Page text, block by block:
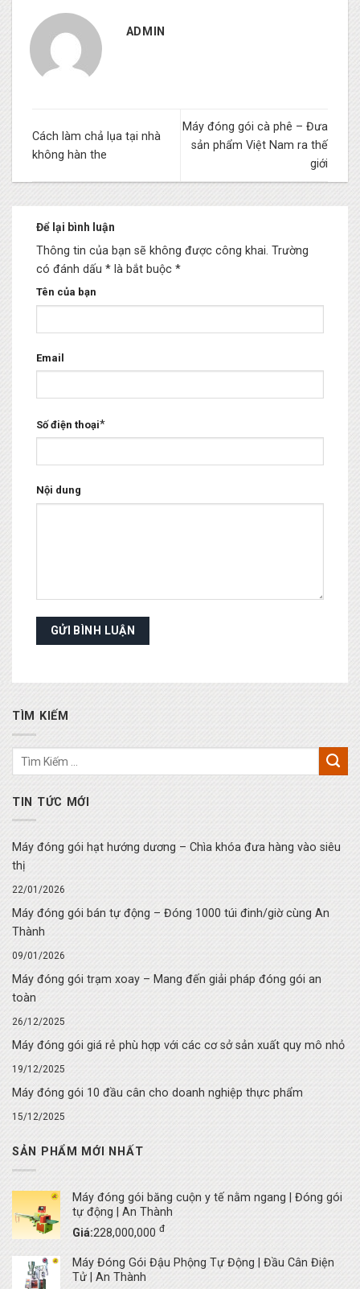
ADMIN
Cách làm chả lụa tại nhà
không hàn the
Máy đóng gói cà phê – Đưa
sản phẩm Việt Nam ra thế
giới
Để lại bình luận
Thông tin của bạn sẽ không được công khai. Trường
có đánh dấu * là bắt buộc *
Tên của bạn
Email
Số điện thoại*
Nội dung
TÌM KIẾM
TIN TỨC MỚI
Máy đóng gói hạt hướng dương – Chìa khóa đưa hàng vào siêu
thị
22/01/2026
Máy đóng gói bán tự động – Đóng 1000 túi đinh/giờ cùng An
Thành
09/01/2026
Máy đóng gói trạm xoay – Mang đến giải pháp đóng gói an
toàn
26/12/2025
Máy đóng gói giá rẻ phù hợp với các cơ sở sản xuất quy mô nhỏ
19/12/2025
Máy đóng gói 10 đầu cân cho doanh nghiệp thực phẩm
15/12/2025
SẢN PHẨM MỚI NHẤT
Máy đóng gói băng cuộn y tế nằm ngang | Đóng gói
tự động | An Thành
Giá:228,000,000 đ
Máy Đóng Gói Đậu Phộng Tự Động | Đầu Cân Điện
Tử | An Thành